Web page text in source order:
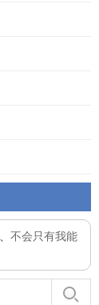
不会只有我能